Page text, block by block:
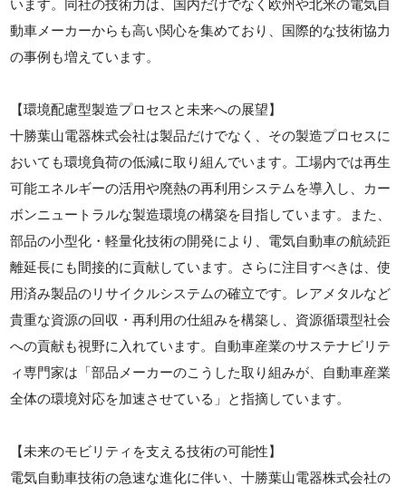
います。同社の技術力は、国内だけでなく欧州や北米の電気自
動車メーカーからも高い関心を集めており、国際的な技術協力
の事例も増えています。
【環境配慮型製造プロセスと未来への展望】
十勝葉山電器株式会社は製品だけでなく、その製造プロセスに
おいても環境負荷の低減に取り組んでいます。工場内では再生
可能エネルギーの活用や廃熱の再利用システムを導入し、カー
ボンニュートラルな製造環境の構築を目指しています。また、
部品の小型化・軽量化技術の開発により、電気自動車の航続距
離延長にも間接的に貢献しています。さらに注目すべきは、使
用済み製品のリサイクルシステムの確立です。レアメタルなど
貴重な資源の回収・再利用の仕組みを構築し、資源循環型社会
への貢献も視野に入れています。自動車産業のサステナビリテ
ィ専門家は「部品メーカーのこうした取り組みが、自動車産業
全体の環境対応を加速させている」と指摘しています。
【未来のモビリティを支える技術の可能性】
電気自動車技術の急速な進化に伴い、十勝葉山電器株式会社の